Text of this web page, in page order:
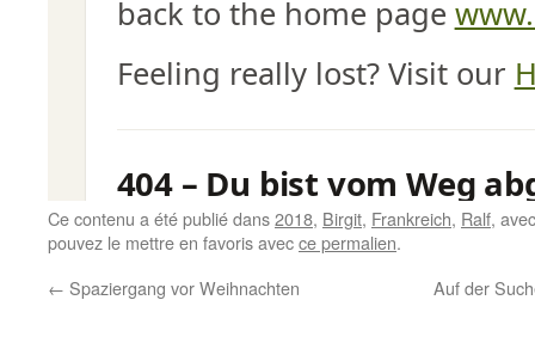
Ce contenu a été publié dans2018, Birgit, Frankreich, Ralf,
pouvez le mettre en favoris avecce permalien.
← Spaziergang vor Weihnachten Auf der